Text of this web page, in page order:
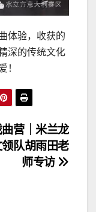
体验，收获的
深的传统文化
！
营｜米兰龙
队胡雨田老
师专访